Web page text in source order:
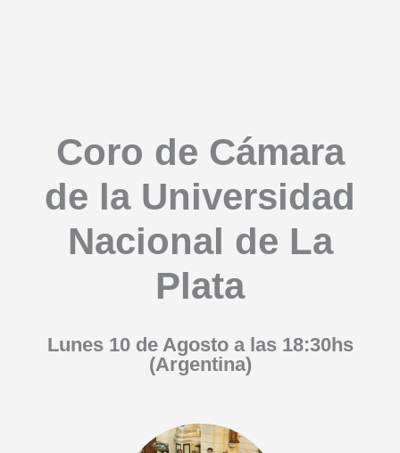
Coro de Cámara
de la Universidad
Nacional de La
Plata
Lunes 10 de Agosto a las 18:30hs
(Argentina)